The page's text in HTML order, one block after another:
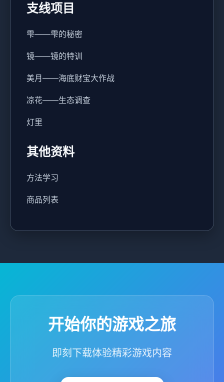
支线项目
雫——雫的秘密
镜——镜的特训
美月——海底财宝大作战
凉花——生态调查
灯里
其他资料
方法学习
商品列表
开始你的游戏之旅
即刻下载体验精彩游戏内容